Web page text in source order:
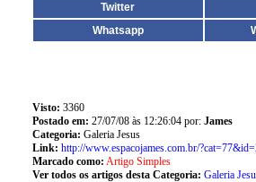
Twitter
Whatsapp
Visto: 3360
Postado em: 27/07/08 às 12:26:04 por: James
Categoria: Galeria Jesus
Link: http://www.espacojames.com.br/
Marcado como: Artigo Simples
Ver todos os artigos desta Categoria: Galeria